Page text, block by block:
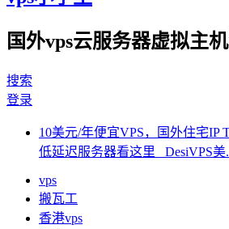
国外vps云服务器虚拟主
搜索
登录
10美元/年便宜VPS，国外住宅IP
低延迟服务器看这里 DesiVPS美
vps
搬瓦工
香港vps